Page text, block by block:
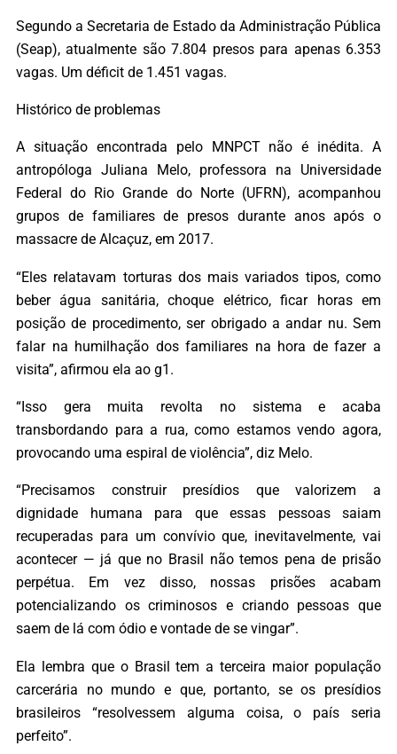
Segundo a Secretaria de Estado da Administração Pública
(Seap), atualmente são 7.804 presos para apenas 6.353
vagas. Um déficit de 1.451 vagas.
Histórico de problemas
A situação encontrada pelo MNPCT não é inédita. A
antropóloga Juliana Melo, professora na Universidade
Federal do Rio Grande do Norte (UFRN), acompanhou
grupos de familiares de presos durante anos após o
massacre de Alcaçuz, em 2017.
“Eles relatavam torturas dos mais variados tipos, como
beber água sanitária, choque elétrico, ficar horas em
posição de procedimento, ser obrigado a andar nu. Sem
falar na humilhação dos familiares na hora de fazer a
visita”, afirmou ela ao g1.
“Isso gera muita revolta no sistema e acaba
transbordando para a rua, como estamos vendo agora,
provocando uma espiral de violência”, diz Melo.
“Precisamos construir presídios que valorizem a
dignidade humana para que essas pessoas saiam
recuperadas para um convívio que, inevitavelmente, vai
acontecer — já que no Brasil não temos pena de prisão
perpétua. Em vez disso, nossas prisões acabam
potencializando os criminosos e criando pessoas que
saem de lá com ódio e vontade de se vingar”.
Ela lembra que o Brasil tem a terceira maior população
carcerária no mundo e que, portanto, se os presídios
brasileiros “resolvessem alguma coisa, o país seria
perfeito”.